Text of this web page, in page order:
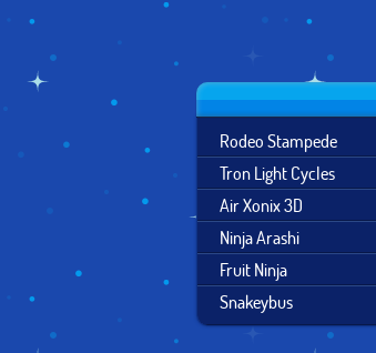
Rodeo Stampede
Tron Light Cycles
Air Xonix 3D
Ninja Arashi
Fruit Ninja
Snakeybus